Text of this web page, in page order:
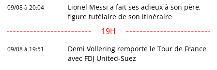
09/08 à 20:04
Lionel Messi a fait ses adieux à son père,
figure tutélaire de son itinéraire
19H
09/08 à 19:51
Demi Vollering remporte le Tour de France
avec FDJ United-Suez